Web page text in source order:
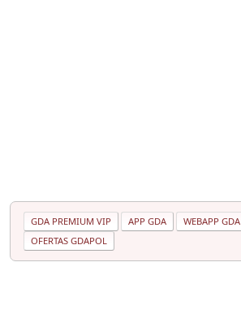
GDA PREMIUM VIP APP GDA WEBAPP GDA
OFERTAS GDAPOL